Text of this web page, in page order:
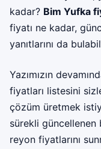
kadar? Bim Yufka
fiyatı ne kadar,
yanıtlarını da
Yazımızın
fiyatları listesini
çözüm üretmek
sürekli
reyon fiyatlarını